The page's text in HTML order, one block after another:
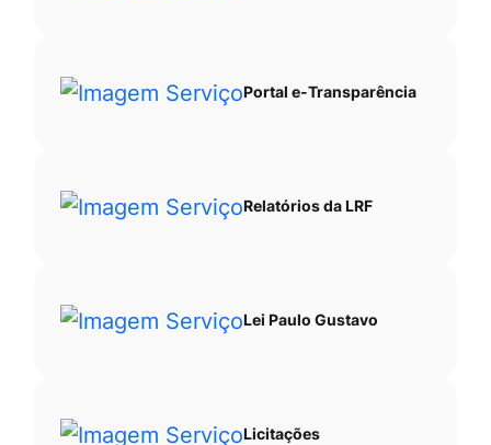
Portal e-Transparência
Relatórios da LRF
Lei Paulo Gustavo
Licitações